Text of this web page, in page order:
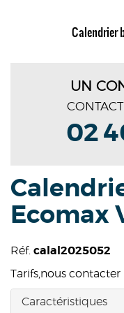
Calendrier
UN
02
Ecomax
Réf. calal2025052
Tarifs, nous contacter
Caractéristiques